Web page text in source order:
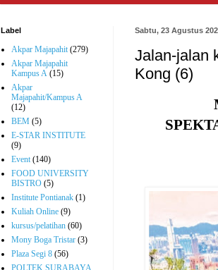
Sabtu, 23 Agustus
Jalan-jalan
Kong (6)
Label
Akpar Majapahit (279)
Akpar Majapahit
Kampus A (15)
Akpar
Majapahit/Kampus A
(12)
BEM (5)
E-STAR INSTITUTE
(9)
Event (140)
FOOD UNIVERSITY
BISTRO (5)
Institute Pontianak (1)
Kuliah Online (9)
kursus/pelatihan (60)
Mony Boga Tristar (3)
Plaza Segi 8 (56)
POLTEK SURABAYA